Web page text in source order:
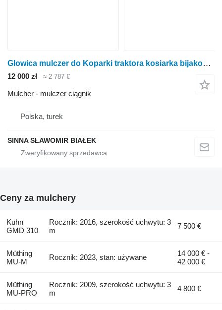
Glowica mulczer do Koparki traktora kosiarka bijakowa rowow
12 000 zł ≈ 2 787 €
Mulcher - mulczer ciągnik
Polska, turek
SINNA SŁAWOMIR BIAŁEK
Ceny za mulchery
Kuhn
GMD 310
Rocznik: 2016, szerokość uchwytu: 3
m
7 500 €
Müthing
MU-M
Rocznik: 2023, stan: używane
14 000 € -
42 000 €
Müthing
MU-PRO
Rocznik: 2009, szerokość uchwytu: 3
m
4 800 €